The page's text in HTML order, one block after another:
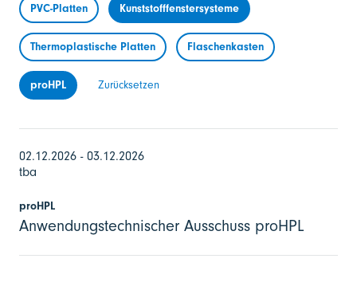
PVC-Platten Kunststofffenstersysteme
Thermoplastische Platten Flaschenkasten
proHPL Zurücksetzen
02.12.2026 - 03.12.2026
tba
proHPL
Anwendungstechnischer Ausschuss proHPL